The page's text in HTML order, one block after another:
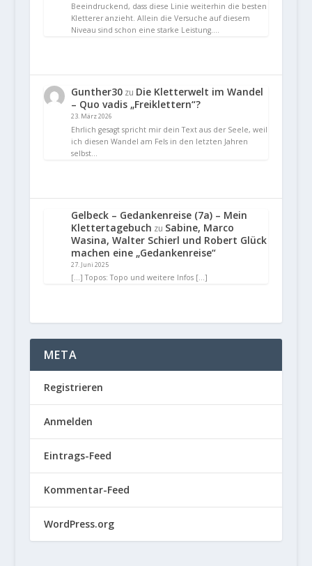
Beeindruckend, dass diese Linie weiterhin die besten
Kletterer anzieht. Allein die Versuche auf diesem
Niveau sind schon eine starke Leistung.…
Gunther30zu Die Kletterwelt im Wandel
– Quo vadis „Freiklettern“?
23. März 2026
Ehrlich gesagt spricht mir dein Text aus der Seele, weil
ich diesen Wandel am Fels in den letzten Jahren
selbst…
Gelbeck – Gedankenreise (7a) – Mein
Klettertagebuch zu Sabine, Marco
Wasina, Walter Schierl und Robert Glück
machen eine „Gedankenreise“
27. Juni 2025
[…] Topos: Topo und weitere Infos […]
META
Registrieren
Anmelden
Eintrags-Feed
Kommentar-Feed
WordPress.org